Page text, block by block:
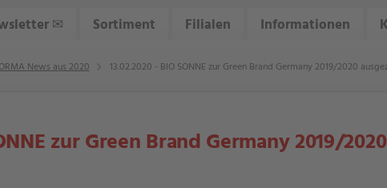
✉ Sortiment Filialen Informationen
News aus 2020 13.02.2020 - BIO SONNE zur Green Brand Germany 2019/2020
zur Green Brand Germany 2019/